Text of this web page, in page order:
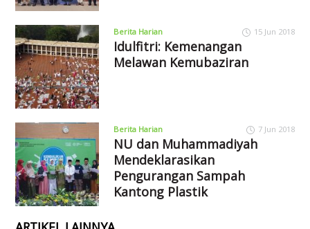
Berita Harian 15 Jun 2018
Idulfitri: Kemenangan
Melawan Kemubaziran
Berita Harian 7 Jun 2018
NU dan Muhammadiyah
Mendeklarasikan
Pengurangan Sampah
Kantong Plastik